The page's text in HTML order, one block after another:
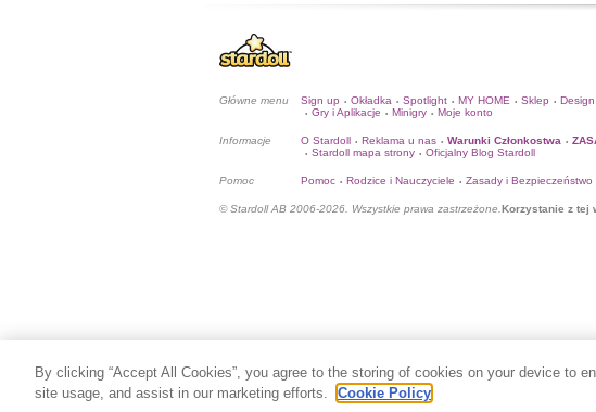
Główne menu Sign up • Okładka • Spotlight • MY HOME • Sklep • Design
• Gry i Aplikacje • Minigry • Moje konto
Informacje O Stardoll • Reklama u nas • Warunki Członkostwa •
• Stardoll mapa strony • Oficjalny Blog Stardoll
Pomoc Pomoc • Rodzice i Nauczyciele • Zasady i Bezpieczeństwo
© Stardoll AB 2006-2026. Wszystkie prawa zastrzeżone. Korzystanie z tej
By clicking “Accept All Cookies”, you agree to the storing of cookies on your device to
site usage, and assist in our marketing efforts.
Cookie Policy